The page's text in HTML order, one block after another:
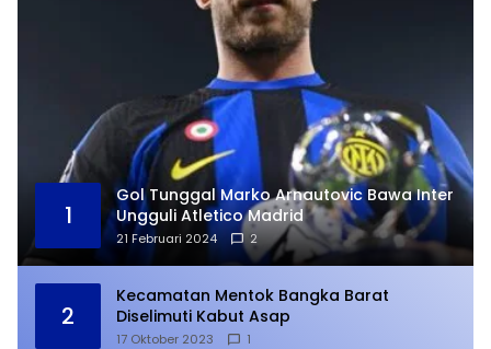
1
Gol Tunggal Marko Arnautovic Bawa Inter
Ungguli Atletico Madrid
21 Februari 2024 2
2
Kecamatan Mentok Bangka Barat
Diselimuti Kabut Asap
17 Oktober 2023 1